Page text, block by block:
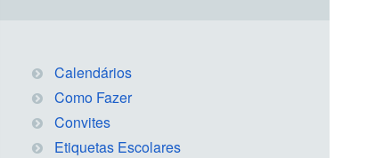
Calendários
Como Fazer
Convites
Etiquetas Escolares